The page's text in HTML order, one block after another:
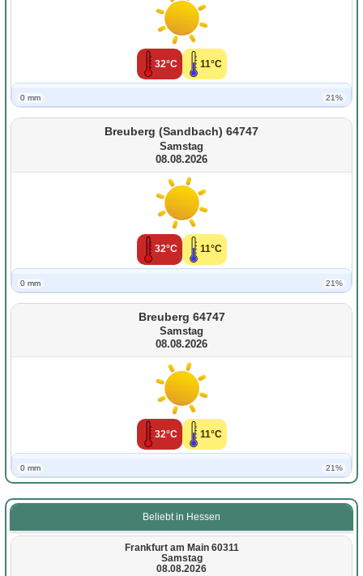
32°C 11°C
0 mm 21%
Breuberg (Sandbach) 64747
Samstag
08.08.2026
32°C 11°C
0 mm 21%
Breuberg 64747
Samstag
08.08.2026
32°C 11°C
0 mm 21%
Beliebt in Hessen
Frankfurt am Main 60311
Samstag
08.08.2026